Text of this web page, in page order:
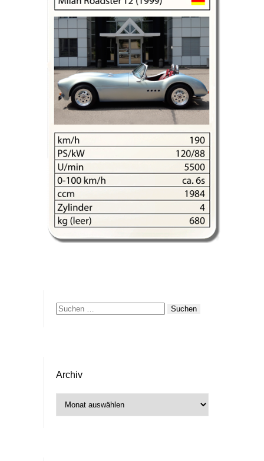
Suchen
Archiv